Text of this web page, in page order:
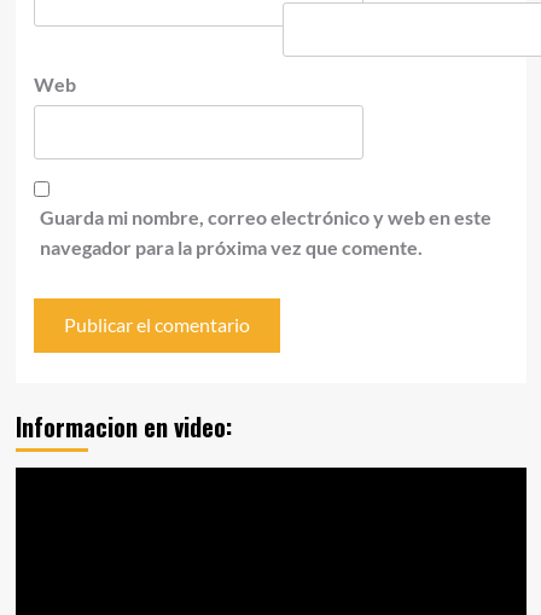
Web
Guarda mi nombre, correo electrónico y web en este
navegador para la próxima vez que comente.
Informacion en video: